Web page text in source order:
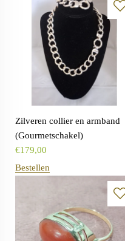
Zilveren collier en armband
(Gourmetschakel)
€179,00
Bestellen